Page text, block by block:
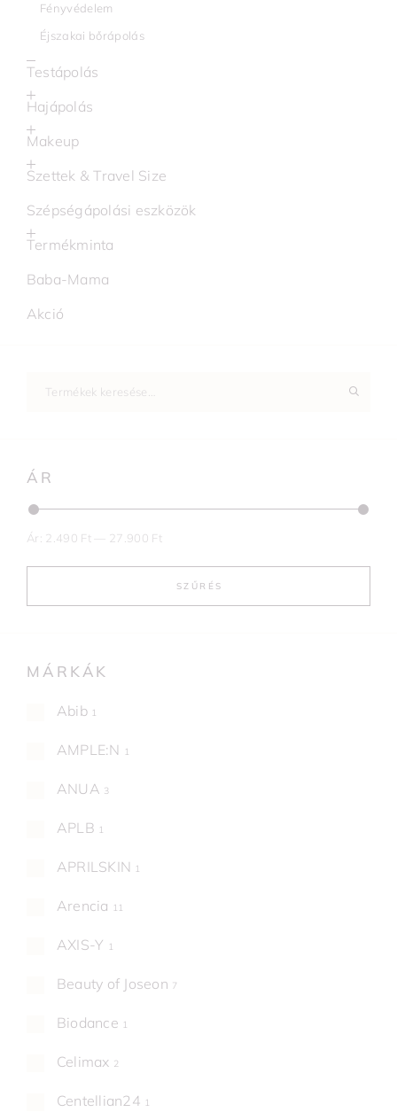
Fényvédelem
Éjszakai bőrápolás
Testápolás
Hajápolás
Makeup
Szettek & Travel Size
Szépségápolási eszközök
Termékminta
Baba-Mama
Akció
ÁR
SZŰRÉS
Ár: 2.490 Ft 27.900 Ft
MÁRKÁK
Abib 1
AMPLE:N 1
ANUA 3
APLB 1
APRILSKIN 1
Arencia 11
AXIS-Y 1
Beauty of Joseon 7
Biodance 1
Celimax 2
Centellian24 1